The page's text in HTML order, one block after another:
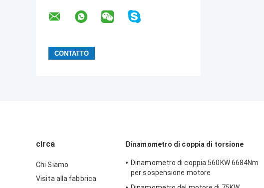
circa
Chi Siamo
Visita alla fabbrica
Dinamometro di coppia di torsione
Dinamometro di coppia 560KW 6684Nm
per sospensione motore